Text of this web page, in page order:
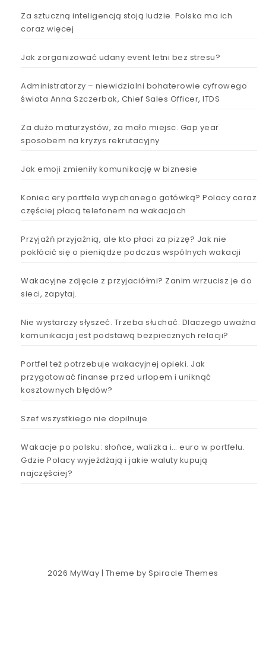
Za sztuczną inteligencją stoją ludzie. Polska ma ich
coraz więcej
Jak zorganizować udany event letni bez stresu?
Administratorzy – niewidzialni bohaterowie cyfrowego
świata Anna Szczerbak, Chief Sales Officer, ITDS
Za dużo maturzystów, za mało miejsc. Gap year
sposobem na kryzys rekrutacyjny
Jak emoji zmieniły komunikację w biznesie
Koniec ery portfela wypchanego gotówką? Polacy coraz
częściej płacą telefonem na wakacjach
Przyjaźń przyjaźnią, ale kto płaci za pizzę? Jak nie
pokłócić się o pieniądze podczas wspólnych wakacji
Wakacyjne zdjęcie z przyjaciółmi? Zanim wrzucisz je do
sieci, zapytaj.
Nie wystarczy słyszeć. Trzeba słuchać. Dlaczego uważna
komunikacja jest podstawą bezpiecznych relacji?
Portfel też potrzebuje wakacyjnej opieki. Jak
przygotować finanse przed urlopem i uniknąć
kosztownych błędów?
Szef wszystkiego nie dopilnuje
Wakacje po polsku: słońce, walizka i… euro w portfelu.
Gdzie Polacy wyjeżdżają i jakie waluty kupują
najczęściej?
2026 MyWay | Theme bySpiracle Themes